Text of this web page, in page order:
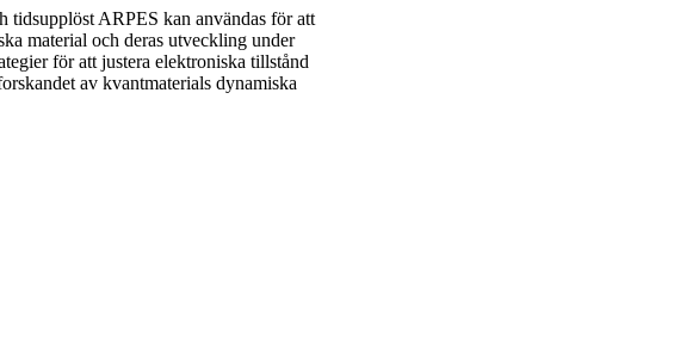
tidsupplöst ARPES kan användas för att
material och deras utveckling under
för att justera elektroniska tillstånd
av kvantmaterials dynamiska